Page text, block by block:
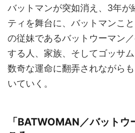
バットマンが突如消え、3年が
ティを舞台に、バットマンこ
の従妹であるバットウーマン
する人、家族、そしてゴッサ
数奇な運命に翻弄されながら
いていく。
「BATWOMAN／バットウ